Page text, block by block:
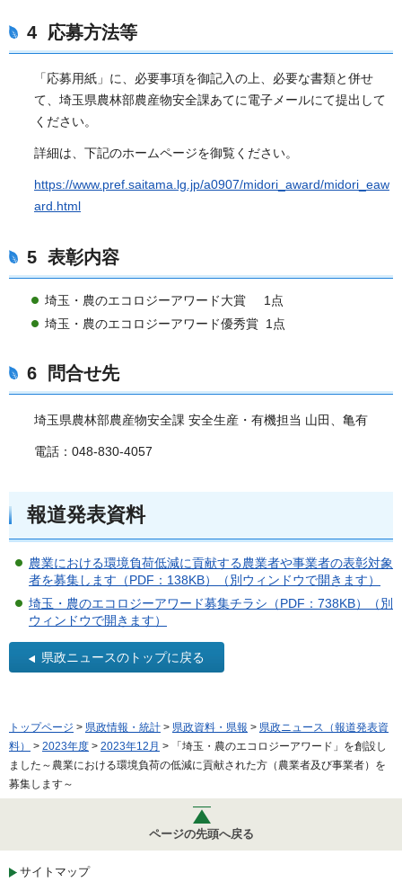
4 応募方法等
「応募用紙」に、必要事項を御記入の上、必要な書類と併せ
て、埼玉県農林部農産物安全課あてに電子メールにて提出して
ください。
詳細は、下記のホームページを御覧ください。
https://www.pref.saitama.lg.jp/a0907/midori_award/midori_eaw
ard.html
5 表彰内容
埼玉・農のエコロジーアワード大賞 1点
埼玉・農のエコロジーアワード優秀賞 1点
6 問合せ先
埼玉県農林部農産物安全課 安全生産・有機担当 山田、亀有
電話：048-830-4057
報道発表資料
農業における環境負荷低減に貢献する農業者や事業者の表彰対象
者を募集します（PDF：138KB）（別ウィンドウで開きます）
埼玉・農のエコロジーアワード募集チラシ（PDF：738KB）（別
ウィンドウで開きます）
県政ニュースのトップに戻る
トップページ > 県政情報・統計 > 県政資料・県報 > 県政ニュース（報道発表資
料）
> 2023年度 > 2023年12月 > 「埼玉・農のエコロジーアワード」を創設し
ました～農業における環境負荷の低減に貢献された方（農業者及び事業者）を
募集します～
ページの先頭へ戻る
サイトマップ